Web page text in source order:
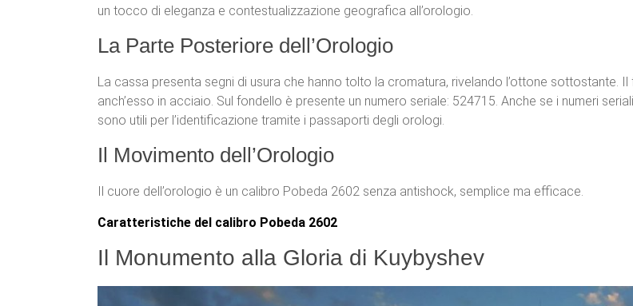
un tocco di eleganza e contestualizzazione geografica all’orologio.
La Parte Posteriore dell’Orologio
La cassa presenta segni di usura che hanno tolto la cromatura, rivelando l’ottone sottostante. Il
anch’esso in acciaio. Sul fondello è presente un numero seriale: 524715. Anche se i numeri
sono utili per l’identificazione tramite i passaporti degli orologi.
Il Movimento dell’Orologio
Il cuore dell’orologio è un calibro Pobeda 2602 senza antishock, semplice ma efficace.
Caratteristiche del calibro Pobeda 2602
Il Monumento alla Gloria di Kuybyshev